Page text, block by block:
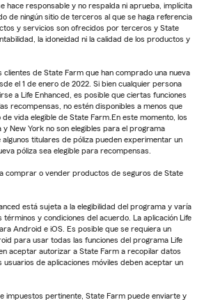
hace responsable y no respalda ni aprueba, implícita
de ningún sitio de terceros al que se haga referencia
y servicios son ofrecidos por terceros y State
la idoneidad ni la calidad de los productos y
clientes de State Farm que han comprado una nueva
el 1 de enero de 2022. Si bien cualquier persona
a Life Enhanced, es posible que ciertas funciones
recompensas, no estén disponibles a menos que
vida elegible de State Farm.En este momento, los
New York no son elegibles para el programa
algunos titulares de póliza pueden experimentar un
póliza sea elegible para recompensas.
comprar o vender productos de seguros de State
está sujeta a la elegibilidad del programa y varía
términos y condiciones del acuerdo. La aplicación Life
Android e iOS. Es posible que se requiera un
para usar todas las funciones del programa Life
aceptar autorizar a State Farm a recopilar datos
usuarios de aplicaciones móviles deben aceptar un
impuestos pertinente, State Farm puede enviarte y